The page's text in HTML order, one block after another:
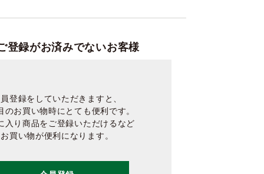
登録がお済みでないお客様
登録をしていただきますと、
のお買い物時にとても便利です。
入り商品をご登録いただけるなど
お買い物が便利になります。